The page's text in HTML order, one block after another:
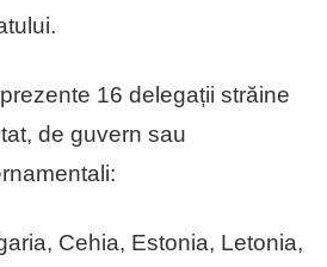
16 delegații străine
de guvern sau
Cehia, Estonia, Letonia,